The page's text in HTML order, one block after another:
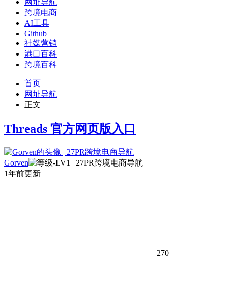
网址导航
跨境电商
AI工具
Github
社媒营销
港口百科
跨境百科
首页
网址导航
正文
Threads 官方网页版入口
Gorven
1年前更新
270